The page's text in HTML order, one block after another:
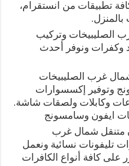
تطبيقات من انستقرام،
الصليبيخات وتركيب
وكفرات ونوفر أحدث
غرب الصليبيخات
وتوفير إكسسوارات
وكابلات ولصقات شاشة.
ايفون وسامسونج
متنقل شمال غرب
تليفونات نسائية ونعمل
على كافة أنواع الكافرات